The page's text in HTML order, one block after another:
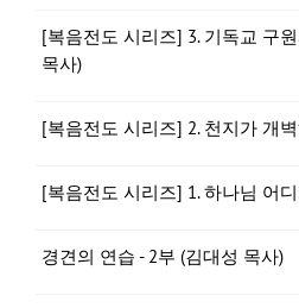
[복음전도 시리즈] 3. 기독교 구
목사)
[복음전도 시리즈] 2. 천지가 개
[복음전도 시리즈] 1. 하나님 어
경견의 연습 - 2부 (김대성 목사)